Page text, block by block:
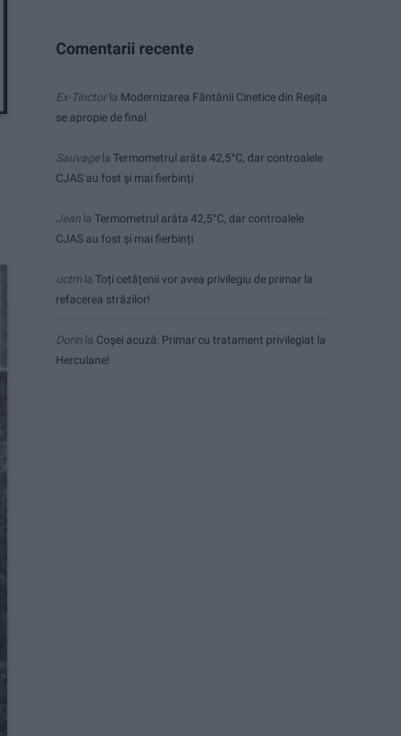
Comentarii recente
Ex-Tinctorla Modernizarea Fântânii Cinetice din Reșița
se apropie de final
Sauvagela Termometrul arăta 42,5°C, dar controalele
CJAS au fost și mai fierbinți
Jean la Termometrul arăta 42,5°C, dar controalele
CJAS au fost și mai fierbinți
uctmla Toți cetățenii vor avea privilegiu de primar la
refacerea străzilor!
Dorin la Coșei acuză: Primar cu tratament privilegiat la
Herculane!